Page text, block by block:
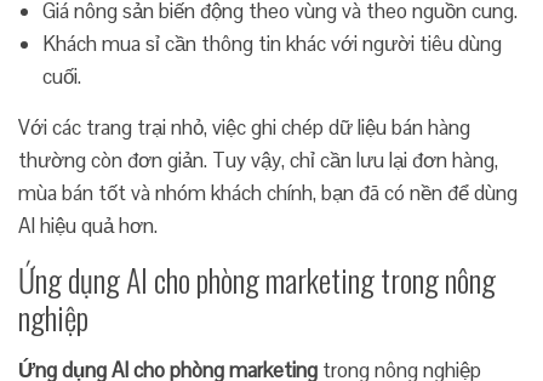
Giá nông sản biến động theo vùng và theo nguồn cung.
Khách mua sỉ cần thông tin khác với người tiêu dùng
cuối.
Với các trang trại nhỏ, việc ghi chép dữ liệu bán hàng
thường còn đơn giản. Tuy vậy, chỉ cần lưu lại đơn hàng,
mùa bán tốt và nhóm khách chính, bạn đã có nền để dùng
AI hiệu quả hơn.
Ứng dụng AI cho phòng marketing trong nông
nghiệp
Ứng dụng AI cho phòng marketing trong nông nghiệp